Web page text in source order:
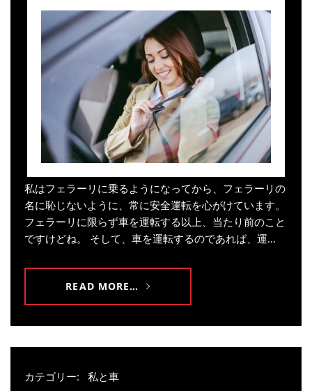
私はフェラーリに乗るようになってから、フェラーリの
名に恥じないように、常に安全運転を心がけています。
フェラーリに限らず車を運転する以上、当たり前のこと
ですけどね。 そして、車を運転するのであれば、運...
READ MORE…
カテゴリー: 私と車